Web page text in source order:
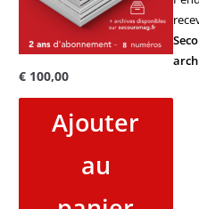
€100,00
Ajouter
au